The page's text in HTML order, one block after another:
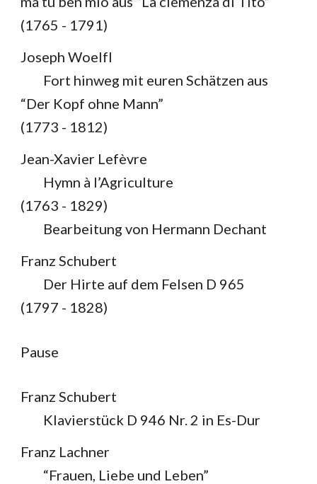
(1765 - 1791)
Joseph Woelfl
Fort hinweg mit euren Schätzen aus
“Der Kopf ohne Mann”
(1773 - 1812)
Jean-Xavier Lefèvre
Hymn à l’Agriculture
(1763 - 1829)
Bearbeitung von Hermann Dechant
Franz Schubert
Der Hirte auf dem Felsen D 965
(1797 - 1828)
Pause
Franz Schubert
Klavierstück D 946 Nr. 2 in Es-Dur
Franz Lachner
“Frauen, Liebe und Leben”